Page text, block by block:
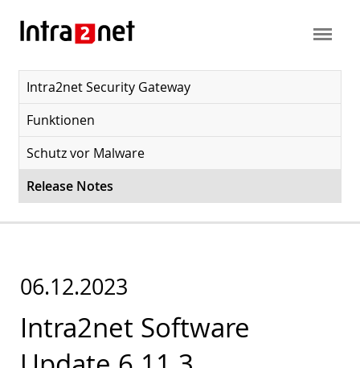
Intra2net Security Gateway
Funktionen
Schutz vor Malware
Release Notes
06.12.2023
Intra2net Software